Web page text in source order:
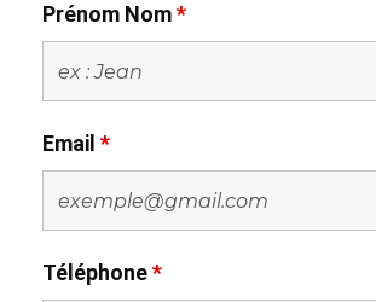
Prénom Nom*
Email *
Téléphone*